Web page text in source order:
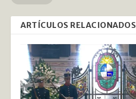
ARTÍCULOS RELACIONADOS